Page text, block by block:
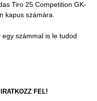
Tiro 25 Competition GK-
kapus számára.
számmal is le tudod